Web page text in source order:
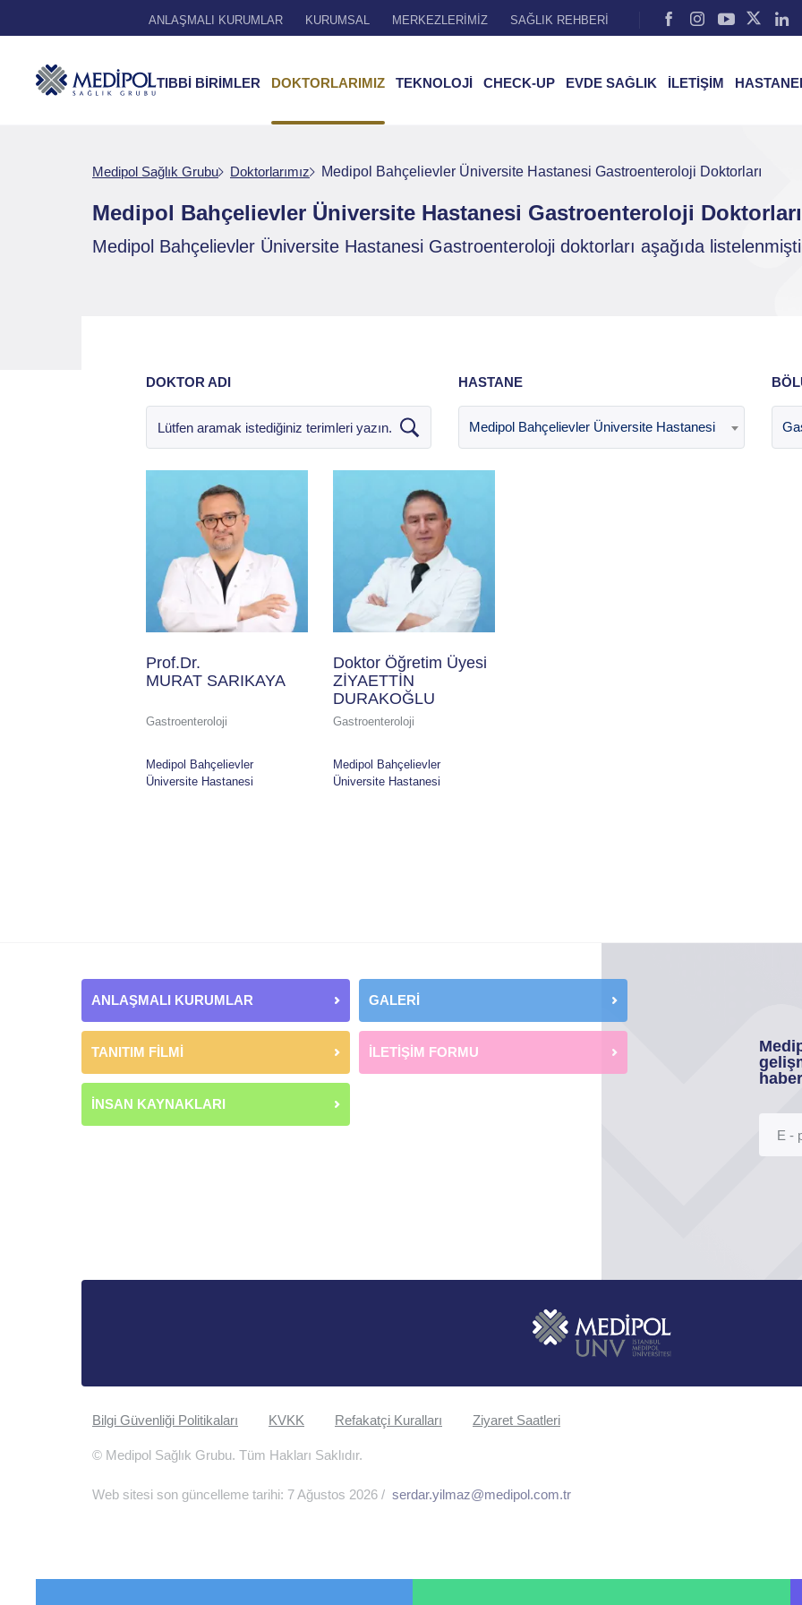
ANLAŞMALI KURUMLAR KURUMSAL MERKEZLERİMİZ SAĞLIK REHBERİ
TIBBİ BİRİMLER DOKTORLARIMIZ TEKNOLOJİ CHECK-UP EVDE SAĞLIK İLETİŞİM
Medipol Sağlık Grubu Doktorlarımız Medipol Bahçelievler Üniversite Hastanesi Gastroenteroloji Doktorları
Medipol Bahçelievler Üniversite Hastanesi Gastroenteroloji Doktorları
Medipol Bahçelievler Üniversite Hastanesi Gastroenteroloji doktorları aşağıda
DOKTOR ADI HASTANE
Medipol Bahçelievler Üniversite Hastanesi
Prof.Dr.
MURAT SARIKAYA
Gastroenteroloji
Medipol Bahçelievler
Üniversite Hastanesi
Doktor Öğretim Üyesi
ZİYAETTİN
DURAKOĞLU
Gastroenteroloji
Medipol Bahçelievler
Üniversite Hastanesi
ANLAŞMALI KURUMLAR GALERİ
TANITIM FİLMİ İLETİŞİM FORMU
İNSAN KAYNAKLARI
Bilgi Güvenliği Politikaları KVKK Refakatçi Kuralları Ziyaret Saatleri
© Medipol Sağlık Grubu. Tüm Hakları Saklıdır.
Web sitesi son güncelleme tarihi: 7 Ağustos 2026 / serdar.yilmaz@medipol.com.tr